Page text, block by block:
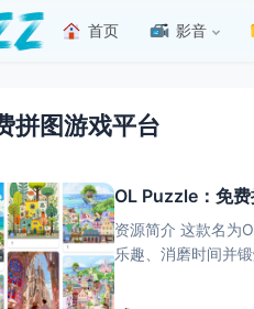
首页 影音
拼图游戏平台
OL Puzzle：免
资源简介 这款名为
乐趣、消磨时间并锻炼大脑。 OL Puzzle不仅提供了丰富的拼图资源，